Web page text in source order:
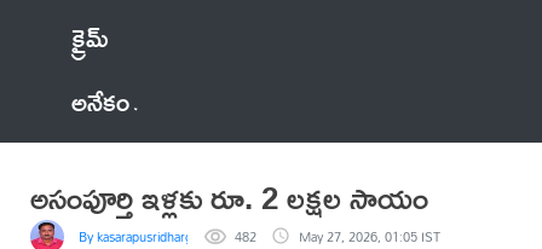
క్రైమ్
అనేకం
అసంపూర్తి ఇళ్లకు రూ. 2 లక్షల సాయం
By kasarapusridhargoud 482 May 27, 2026, 01:05 IST